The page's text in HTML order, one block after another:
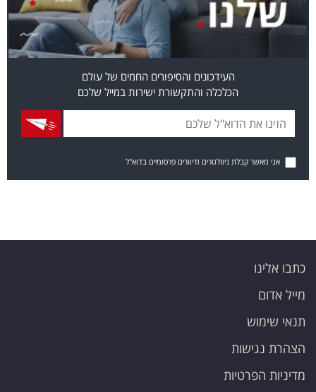
העידכונים והסיפורים החמים של עולם
הכלכלה והתקשורת ישירות במייל שלכם
אני מאשר קבלת ניוזלטרים ודיוורים פרסומיים בדוא"ל
כתבו אלינו
מייל אדום
תנאי שימוש
הצהרת נגישות
מדיניות הפרטיות